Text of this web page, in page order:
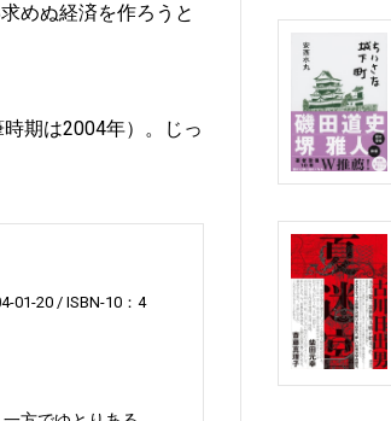
めぬ経済を作ろうと
期は2004年）。じっ
01-20
ISBN-10：4